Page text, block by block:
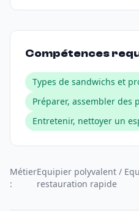
Compétences
Types de sandwichs et
Préparer, assembler des
Entretenir, nettoyer un
Métier
:
Equipier polyvalent /
restauration rapide